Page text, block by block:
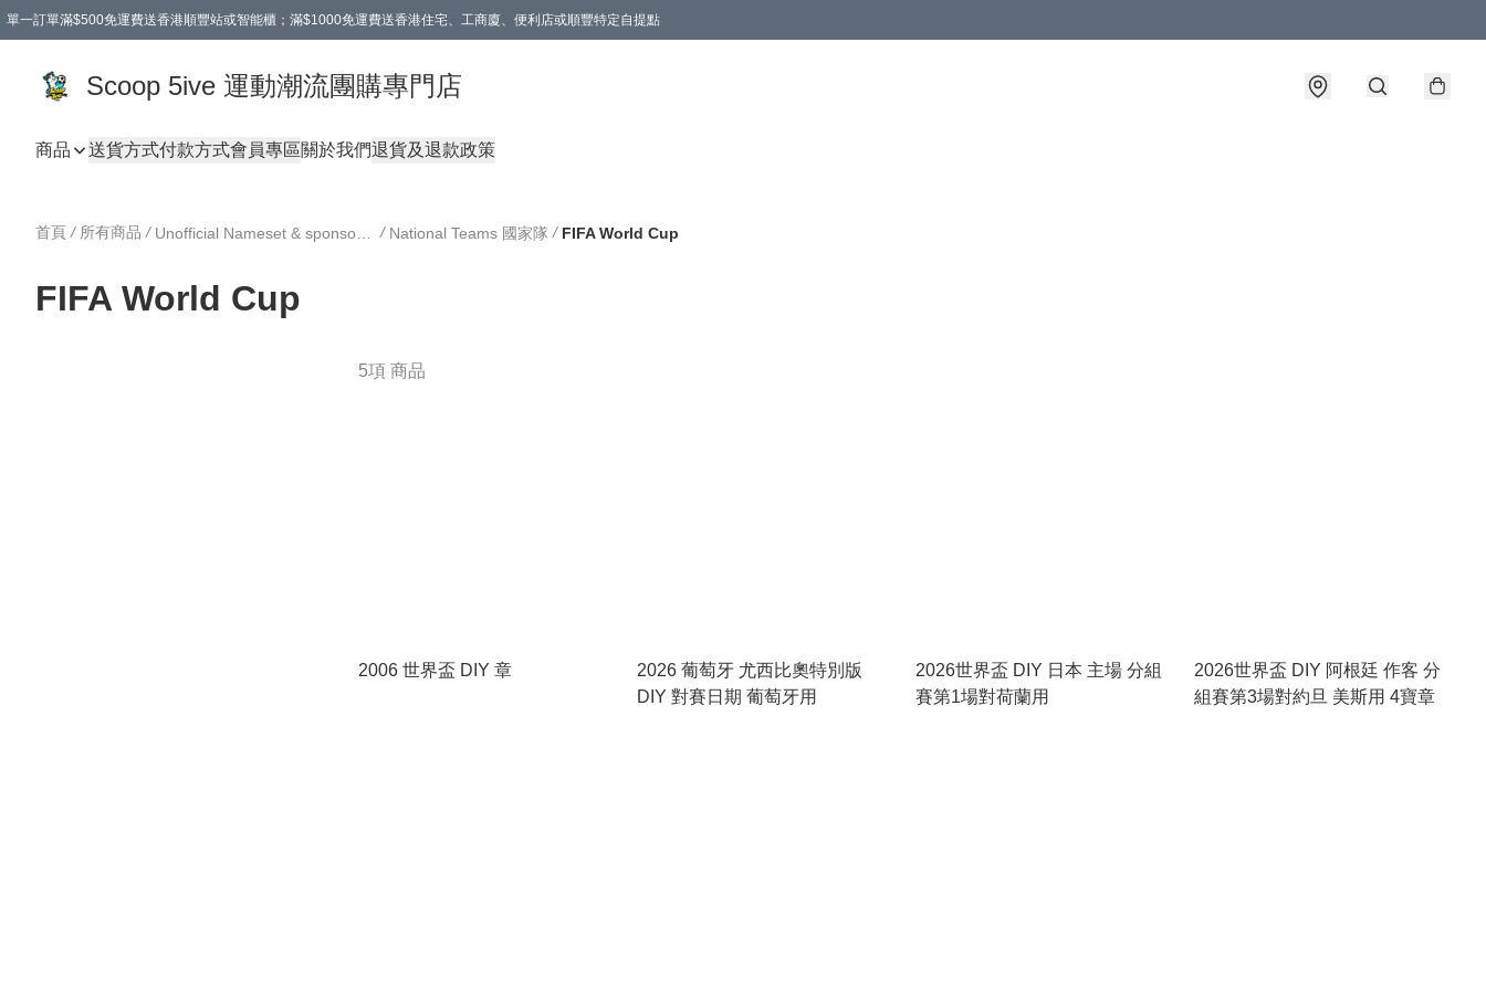
單一訂單滿$500免運費送香港順豐站或智能櫃；滿$1000免運費送香港住宅、工商廈、便利店或順豐特定自提點
Scoop 5ive 運動潮流團購專門店
商品 送貨方式付款方式會員專區關於我們退貨及退款政策
首頁 / 所有商品 / / National Teams 國家隊 / FIFA World Cup
FIFA World Cup
5項 商品
2006 世界盃 DIY 章
2026 葡萄牙 尤西比奧特別版
DIY 對賽日期 葡萄牙用
2026世界盃 DIY 日本 主場 分組
賽第1場對荷蘭用
2026世界盃 DIY 阿根廷 作客 分
組賽第3場對約旦 美斯用 4寶章